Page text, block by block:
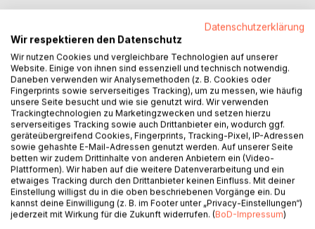
BESCHREIBUNG
Vom Prompt zur belastbaren KI-Agentenlandschaft.
Agent Operating System - Vom Vagen zum Validen zeigt,
wie aus unscharfen KI-Ideen belastbare, prüfbare und
verantwortbare Agentensysteme entstehen. Das Buch
verschiebt den Blick vom klassischen Prompt Engineering
hin zu strukturiertem Agent Design: Nicht die perfekte
Formulierung steht im Mittelpunkt, sondern die Frage, wie
verlässliches Verhalten in KI-Systemen entwickelt, geprüft
und dauerhaft verbessert werden kann.
Datenschutzerklärung
Wir respektieren den Datenschutz
Wir nutzen Cookies und vergleichbare Technologien auf unserer
Website. Einige von ihnen sind essenziell und technisch notwendig.
Daneben verwenden wir Analysemethoden (z. B. Cookies oder
Fingerprints sowie serverseitiges Tracking), um zu messen, wie häufig
unsere Seite besucht und wie sie genutzt wird. Wir verwenden
Trackingtechnologien zu Marketingzwecken und setzen hierzu
serverseitiges Tracking sowie auch Drittanbieter ein, wodurch ggf.
geräteübergreifend Cookies, Fingerprints, Tracking-Pixel, IP-Adressen
sowie gehashte E-Mail-Adressen genutzt werden. Auf unserer Seite
betten wir zudem Drittinhalte von anderen Anbietern ein (Video-
Plattformen). Wir haben auf die weitere Datenverarbeitung und ein
etwaiges Tracking durch den Drittanbieter keinen Einfluss. Mit deiner
Einstellung willigst du in die oben beschriebenen Vorgänge ein. Du
kannst deine Einwilligung (z. B. im Footer unter „Privacy-Einstellungen“)
jederzeit mit Wirkung für die Zukunft widerrufen. (BoD-Impressum)